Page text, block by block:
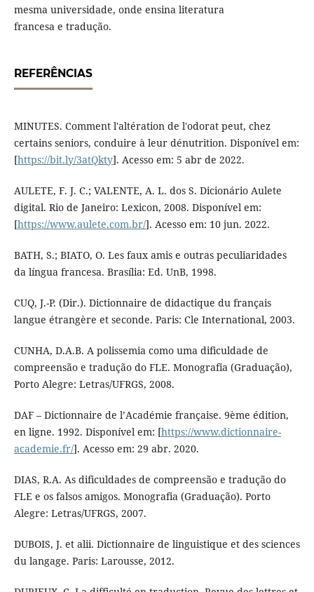
mesma universidade, onde ensina literatura
francesa e tradução.
REFERÊNCIAS
MINUTES. Comment l'altération de l'odorat peut, chez
certains seniors, conduire à leur dénutrition. Disponível em:
[https://bit.ly/3atQkty]. Acesso em: 5 abr de 2022.
AULETE, F. J. C.; VALENTE, A. L. dos S. Dicionário Aulete
digital. Rio de Janeiro: Lexicon, 2008. Disponível em:
[https://www.aulete.com.br/]. Acesso em: 10 jun. 2022.
BATH, S.; BIATO, O. Les faux amis e outras peculiaridades
da língua francesa. Brasília: Ed. UnB, 1998.
CUQ, J.-P. (Dir.). Dictionnaire de didactique du français
langue étrangère et seconde. Paris: Cle International, 2003.
CUNHA, D.A.B. A polissemia como uma dificuldade de
compreensão e tradução do FLE. Monografia (Graduação),
Porto Alegre: Letras/UFRGS, 2008.
DAF – Dictionnaire de l’Académie française. 9ème édition,
en ligne. 1992. Disponível em: [https://www.dictionnaire-
academie.fr/]. Acesso em: 29 abr. 2020.
DIAS, R.A. As dificuldades de compreensão e tradução do
FLE e os falsos amigos. Monografia (Graduação). Porto
Alegre: Letras/UFRGS, 2007.
DUBOIS, J. et alii. Dictionnaire de linguistique et des sciences
du langage. Paris: Larousse, 2012.